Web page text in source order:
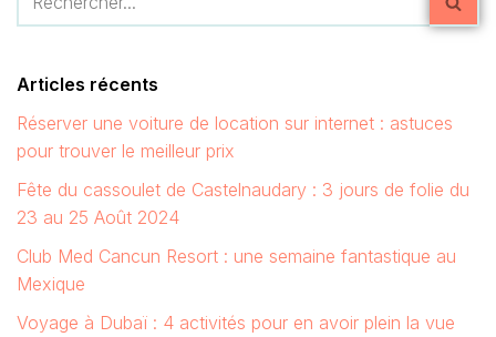
Articles récents
Réserver une voiture de location sur internet : astuces
pour trouver le meilleur prix
Fête du cassoulet de Castelnaudary : 3 jours de folie du
23 au 25 Août 2024
Club Med Cancun Resort : une semaine fantastique au
Mexique
Voyage à Dubaï : 4 activités pour en avoir plein la vue